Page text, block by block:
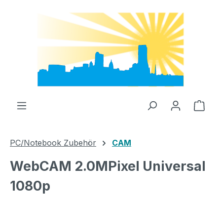
Zum Hauptinhalt springen
PC/Notebook Zubehör CAM
WebCAM 2.0MPixel Universal
1080p